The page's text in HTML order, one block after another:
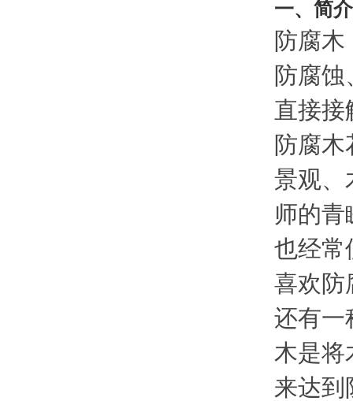
一、简介
防腐
防腐
直接接
防腐
景观、
师的
也经常
喜欢防
还有一
木是将
来达到